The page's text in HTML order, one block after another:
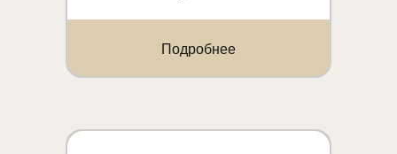
Подробнее